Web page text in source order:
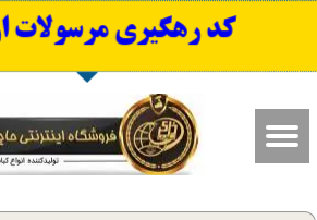
حساب کاربری من
سفارشات
​کد رهگیری مرسولات